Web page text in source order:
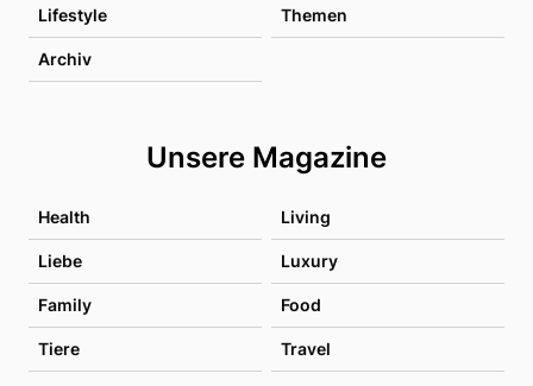
Lifestyle Themen
Archiv
Unsere Magazine
Health Living
Liebe Luxury
Family Food
Tiere Travel